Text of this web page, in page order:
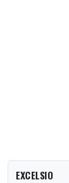
EXCELSIO